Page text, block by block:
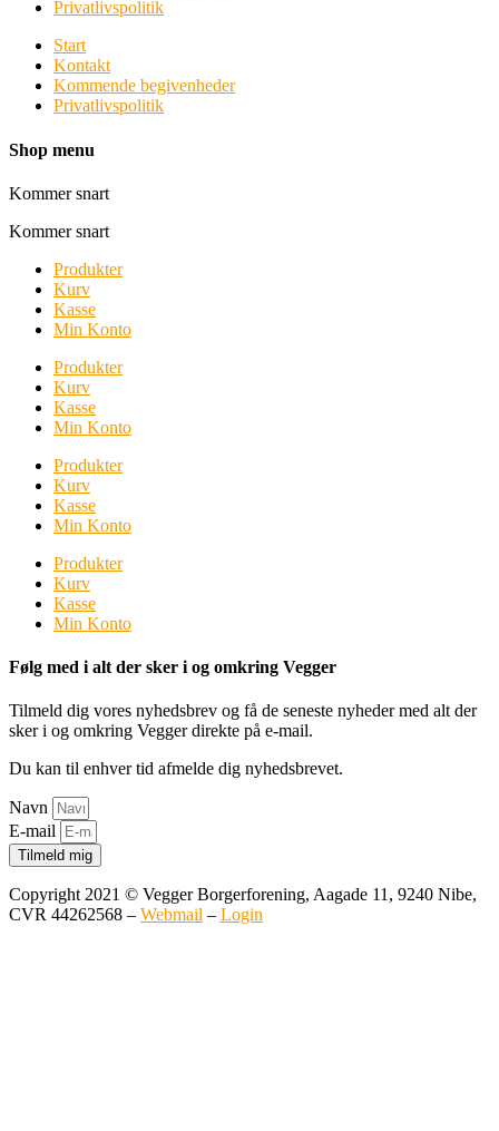
Privatlivspolitik
Start
Kontakt
Kommende begivenheder
Privatlivspolitik
Shop menu
Kommer snart
Kommer snart
Produkter
Kurv
Kasse
Min Konto
Produkter
Kurv
Kasse
Min Konto
Produkter
Kurv
Kasse
Min Konto
Produkter
Kurv
Kasse
Min Konto
Følg med i alt der sker i og omkring Vegger
Tilmeld dig vores nyhedsbrev og få de seneste nyheder med alt der
sker i og omkring Vegger direkte på e-mail.
Du kan til enhver tid afmelde dig nyhedsbrevet.
Navn
E-mail
Tilmeld mig
Copyright 2021 © Vegger Borgerforening, Aagade 11, 9240 Nibe,
CVR 44262568 – Webmail – Login